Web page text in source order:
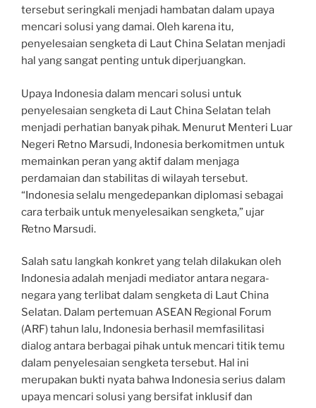
tersebut seringkali menjadi hambatan dalam upaya
mencari solusi yang damai. Oleh karena itu,
penyelesaian sengketa di Laut China Selatan menjadi
hal yang sangat penting untuk diperjuangkan.
Upaya Indonesia dalam mencari solusi untuk
penyelesaian sengketa di Laut China Selatan telah
menjadi perhatian banyak pihak. Menurut Menteri Luar
Negeri Retno Marsudi, Indonesia berkomitmen untuk
memainkan peran yang aktif dalam menjaga
perdamaian dan stabilitas di wilayah tersebut.
“Indonesia selalu mengedepankan diplomasi sebagai
cara terbaik untuk menyelesaikan sengketa,” ujar
Retno Marsudi.
Salah satu langkah konkret yang telah dilakukan oleh
Indonesia adalah menjadi mediator antara negara-
negara yang terlibat dalam sengketa di Laut China
Selatan. Dalam pertemuan ASEAN Regional Forum
(ARF) tahun lalu, Indonesia berhasil memfasilitasi
dialog antara berbagai pihak untuk mencari titik temu
dalam penyelesaian sengketa tersebut. Hal ini
merupakan bukti nyata bahwa Indonesia serius dalam
upaya mencari solusi yang bersifat inklusif dan